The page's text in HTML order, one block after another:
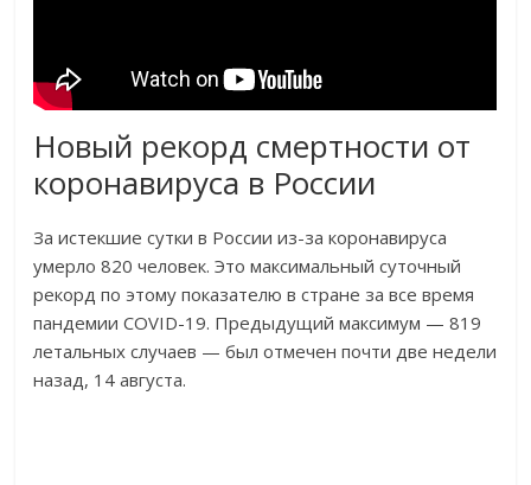
Новый рекорд смертности от
коронавируса в России
За истекшие сутки в России из-за коронавируса
умерло 820 человек. Это максимальный суточный
рекорд по этому показателю в стране за все время
пандемии COVID-19. Предыдущий максимум — 819
летальных случаев — был отмечен почти две недели
назад, 14 августа.